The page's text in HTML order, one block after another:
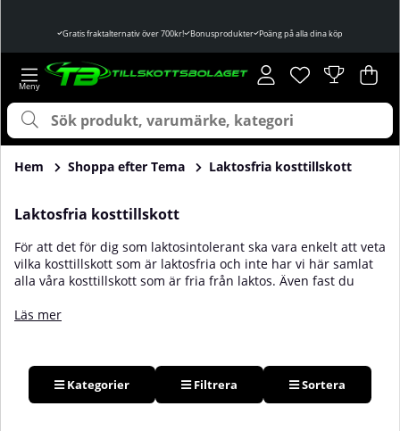
Gratis fraktalternativ över 700kr! Bonusprodukter Poäng på alla dina köp
Önskelista
Antal i
. .
Hem Shoppa efter Tema Laktosfria kosttillskott
Laktosfria kosttillskott
För att det för dig som laktosintolerant ska vara enkelt att veta
vilka kosttillskott som är laktosfria och inte har vi här samlat
alla våra kosttillskott som är fria från laktos. Även fast du
prestationshöjare och proteinbars för dig! Varför inte blanda
på språng? Välj laktosfria kosttillskott och fokusera på
träningen istället för magont! Hos oss på Tillskottsbolaget
hittar du en hel uppsjö av goda, näringsrika och laktosfria
Läs mer
Kategorier Filtrera Sortera